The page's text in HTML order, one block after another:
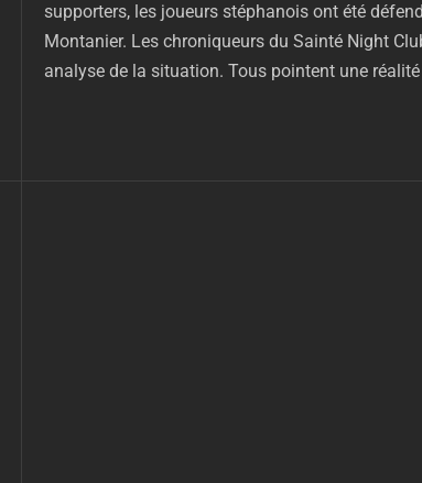
supporters, les joueurs stéphanois ont été
Montanier. Les chroniqueurs du Sainté Night
analyse de la situation. Tous pointent une réalité